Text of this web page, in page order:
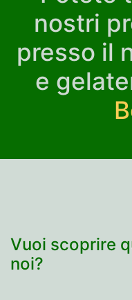
nostri
presso il
e
Vuoi scoprire
noi?